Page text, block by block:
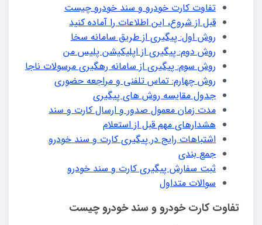
تفاوت کارت خودرو و سند خودرو چیست
قبل از شروع، این اطلاعات را آماده کنید
روش اول: پیگیری از طریق سامانه سخا
روش دوم: پیگیری از اپلیکیشن پلیس من
روش سوم: پیگیری از سامانه رهگیری مرسولات ناجا
روش چهارم: تماس تلفنی و مراجعه حضوری
جدول مقایسه روش های پیگیری
مدت زمان معمول صدور و ارسال کارت و سند
هشدارهای مهم قبل از استعلام
اشتباهات رایج در پیگیری کارت و سند خودرو
جمع بندی
ثبت سفارش پیگیری کارت و سند خودرو
سوالات متداول
تفاوت کارت خودرو و سند خودرو چیست